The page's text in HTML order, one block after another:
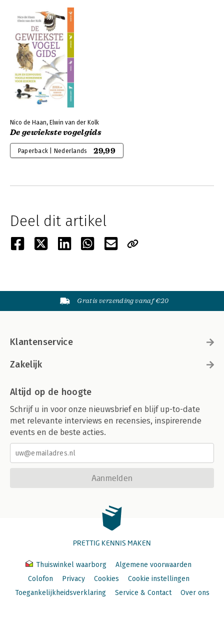
Nico de Haan, Elwin van der Kolk
De gewiekste vogelgids
Paperback | Nederlands 29,99
Deel dit artikel
Gratis verzending vanaf €20
Klantenservice
Zakelijk
Altijd op de hoogte
Schrijf u in voor onze nieuwsbrief en blijf up-to-date
met relevante interviews en recensies, inspirerende
events en de beste acties.
Aanmelden
PRETTIG KENNIS MAKEN
Thuiswinkel waarborg
Algemene voorwaarden
Colofon
Privacy Cookies
Cookie instellingen
Toegankelijkheidsverklaring
Service & Contact Over ons